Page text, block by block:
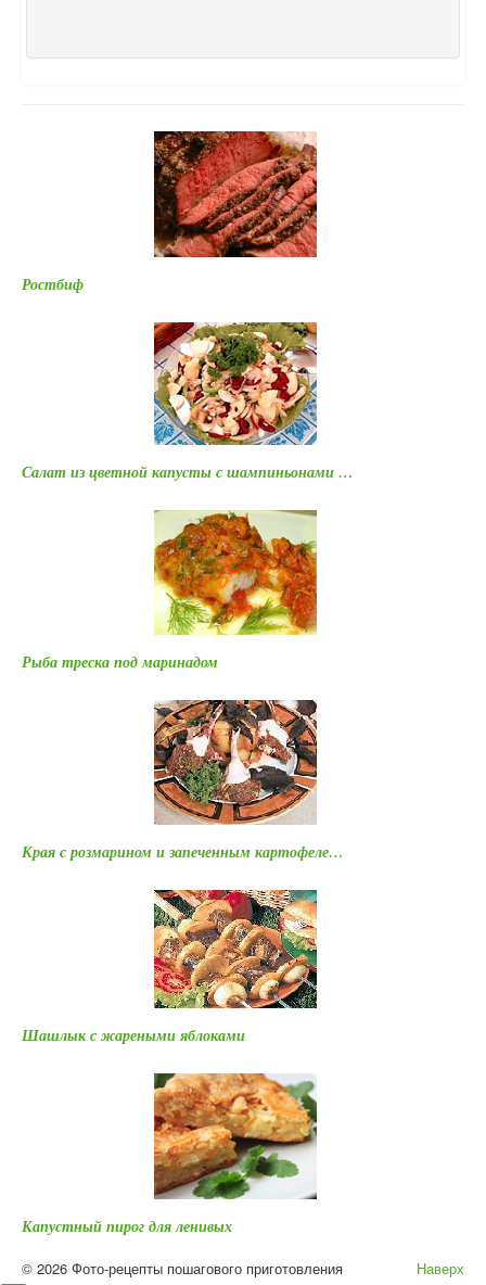
Ростбиф
Салат из цветной капусты с шампиньонами …
Рыба треска под маринадом
Края с розмарином и запеченным картофеле…
Шашлык с жареными яблоками
Капустный пирог для ленивых
Наверх
© 2026 Фото-рецепты пошагового приготовления